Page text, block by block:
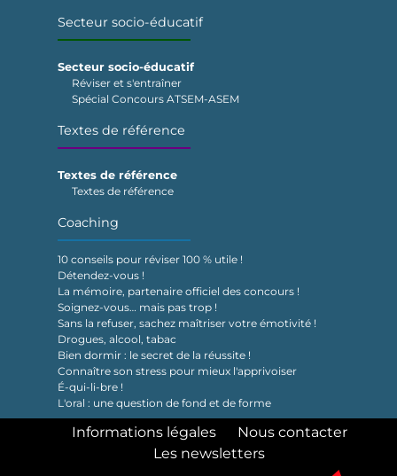
Secteur socio-éducatif
Secteur socio-éducatif
Réviser et s'entraîner
Spécial Concours ATSEM-ASEM
Textes de référence
Textes de référence
Textes de référence
Coaching
10 conseils pour réviser 100 % utile !
Détendez-vous !
La mémoire, partenaire officiel des concours !
Soignez-vous… mais pas trop !
Sans la refuser, sachez maîtriser votre émotivité !
Drogues, alcool, tabac
Bien dormir : le secret de la réussite !
Connaître son stress pour mieux l'apprivoiser
É-qui-li-bre !
L'oral : une question de fond et de forme
Informations légales
Nous contacter
Les newsletters